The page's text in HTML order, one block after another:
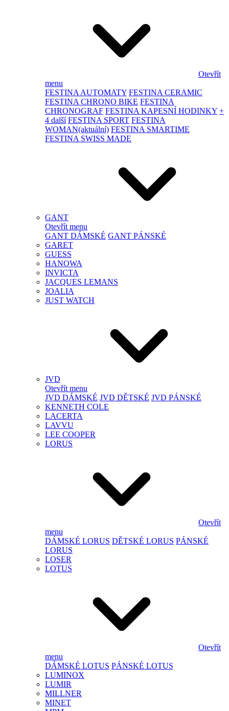
Otevřít
menu
FESTINA AUTOMATY FESTINA CERAMIC
FESTINA CHRONO BIKE FESTINA
CHRONOGRAF FESTINA KAPESNÍ HODINKY +
4 další FESTINA SPORT FESTINA
WOMAN(aktuální) FESTINA SMARTIME
FESTINA SWISS MADE
GANT
Otevřít menu
GANT DÁMSKÉ GANT PÁNSKÉ
GARET
GUESS
HANOWA
INVICTA
JACQUES LEMANS
JOALIA
JUST WATCH
JVD
Otevřít menu
JVD DÁMSKÉ JVD DĚTSKÉ JVD PÁNSKÉ
KENNETH COLE
LACERTA
LAVVU
LEE COOPER
LORUS
Otevřít
menu
DÁMSKÉ LORUS DĚTSKÉ LORUS PÁNSKÉ
LORUS
LOSER
LOTUS
Otevřít
menu
DÁMSKÉ LOTUS PÁNSKÉ LOTUS
LUMINOX
LUMIR
MILLNER
MINET